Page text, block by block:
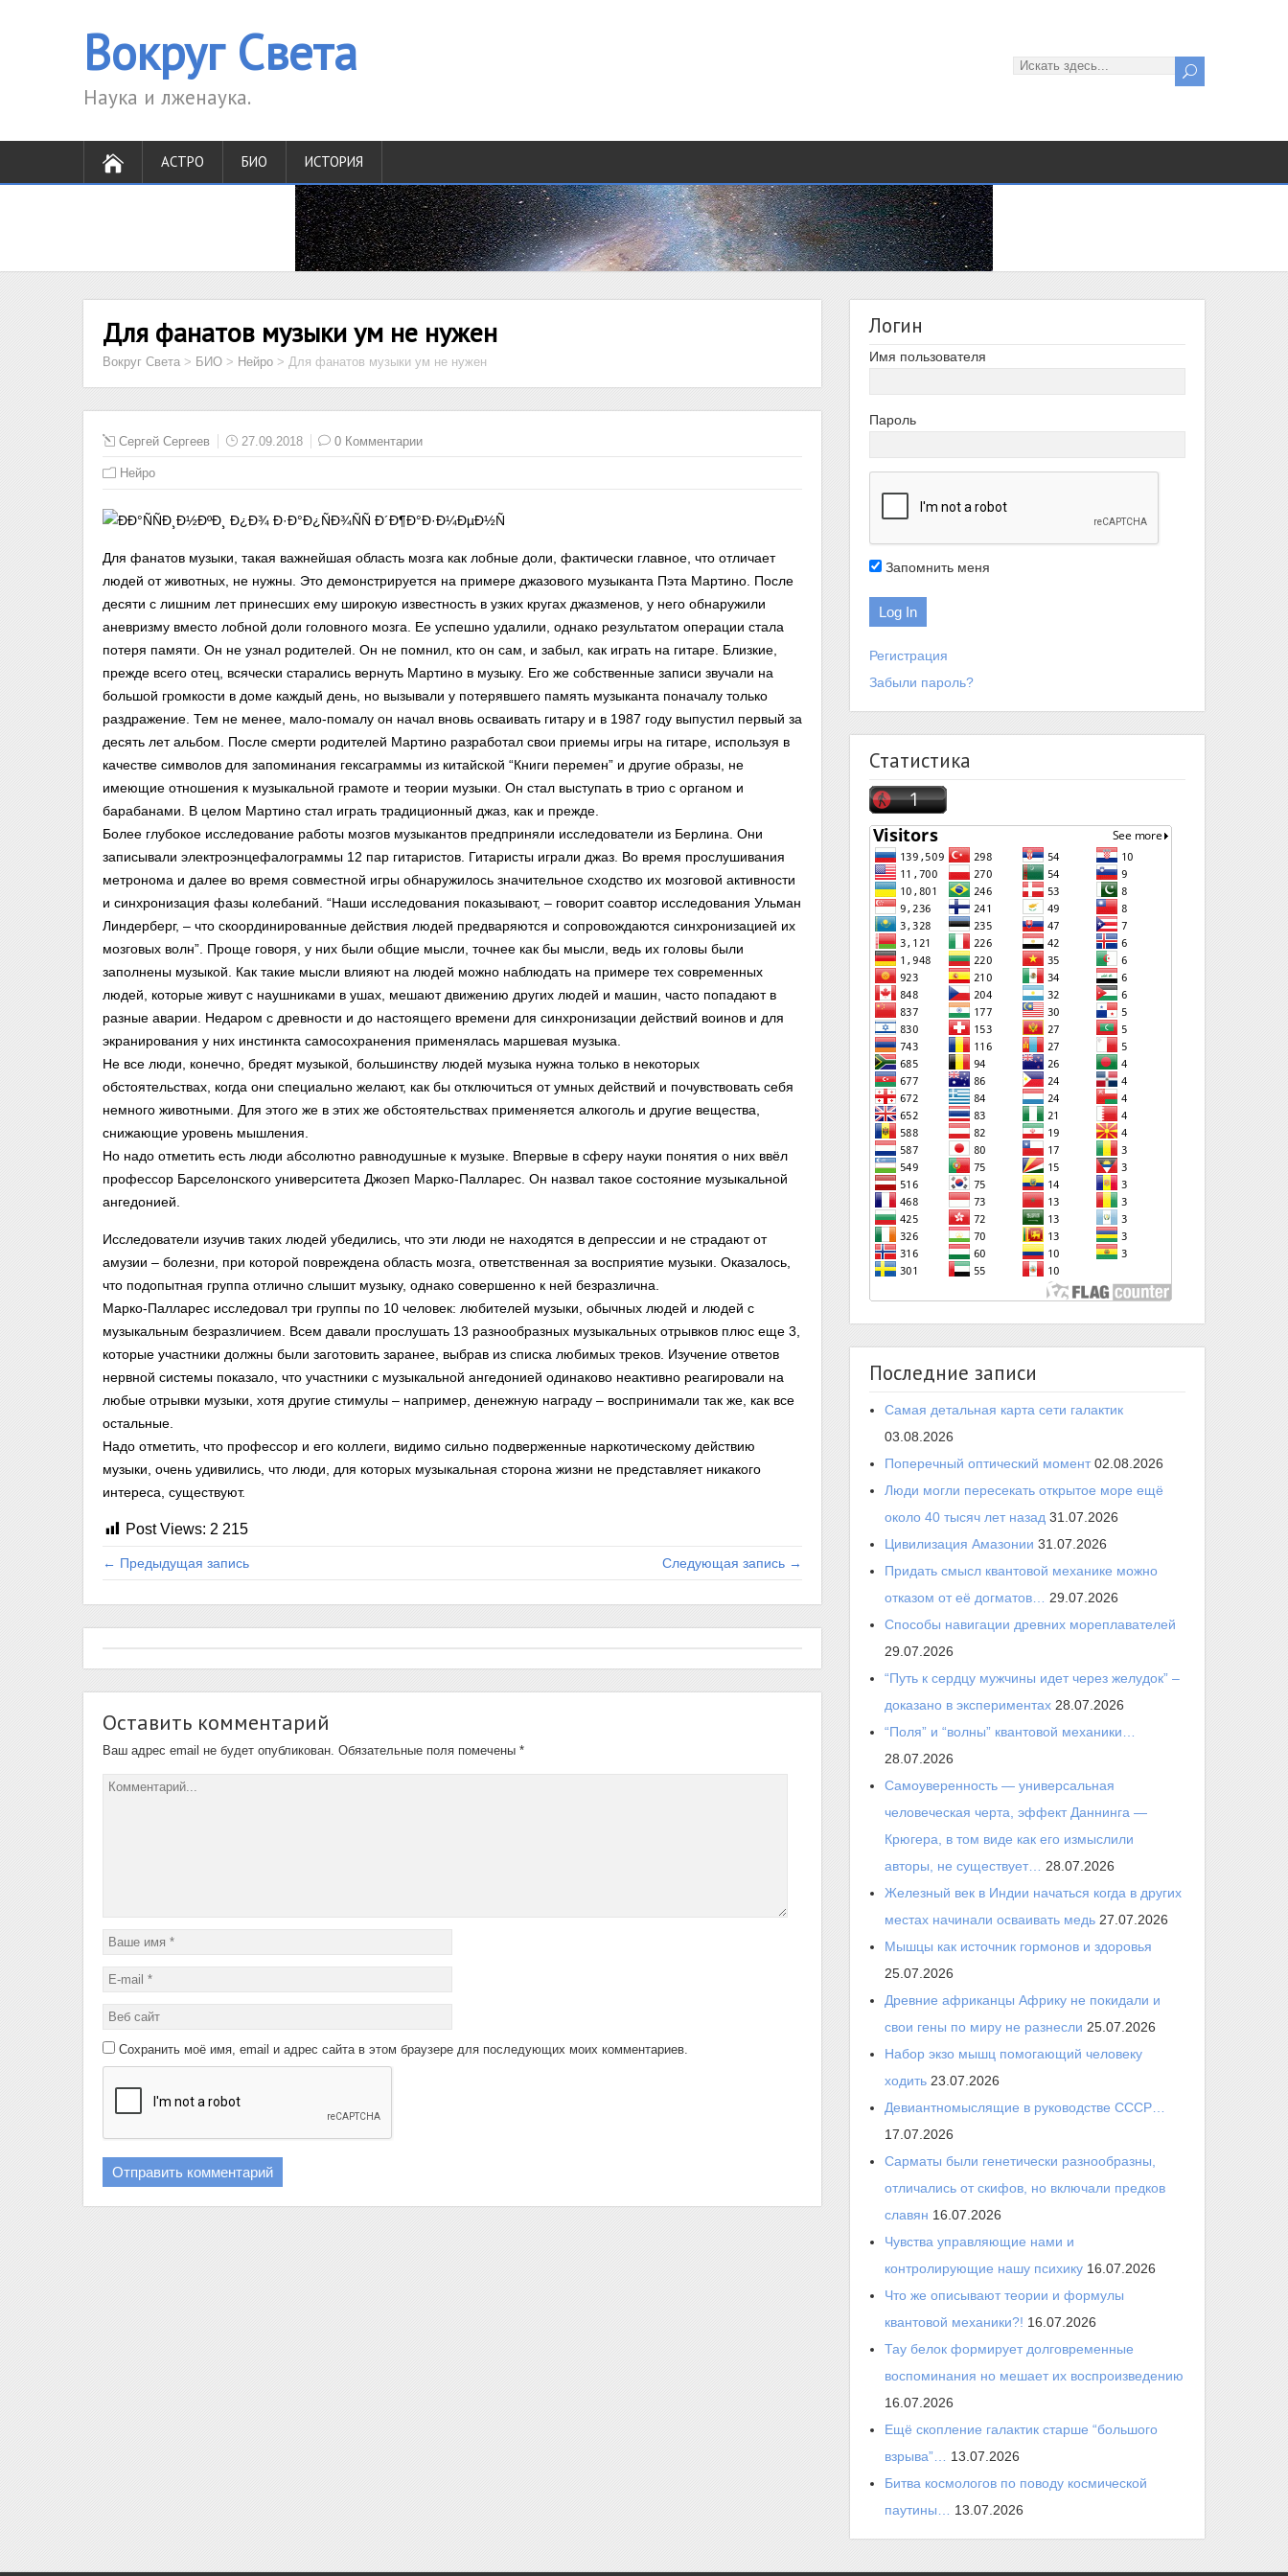
Вокруг Света
Наука и лженаука.
АСТРО БИО ИСТОРИЯ
Для фанатов музыки ум не нужен
Вокруг Света > БИО > Нейро > Для фанатов музыки ум не нужен
Сергей Сергеев 27.09.2018 0 Комментарии
Нейро
Для фанатов музыки, такая важнейшая область мозга как лобные доли, фактически главное, что отличает
людей от животных, не нужны. Это демонстрируется на примере джазового музыканта Пэта Мартино. После
десяти с лишним лет принесших ему широкую известность в узких кругах джазменов, у него обнаружили
аневризму вместо лобной доли головного мозга. Ее успешно удалили, однако результатом операции стала
потеря памяти. Он не узнал родителей. Он не помнил, кто он сам, и забыл, как играть на гитаре. Близкие,
прежде всего отец, всячески старались вернуть Мартино в музыку. Его же собственные записи звучали на
большой громкости в доме каждый день, но вызывали у потерявшего память музыканта поначалу только
раздражение. Тем не менее, мало-помалу он начал вновь осваивать гитару и в 1987 году выпустил первый за
десять лет альбом. После смерти родителей Мартино разработал свои приемы игры на гитаре, используя в
качестве символов для запоминания гексаграммы из китайской “Книги перемен” и другие образы, не
имеющие отношения к музыкальной грамоте и теории музыки. Он стал выступать в трио с органом и
барабанами. В целом Мартино стал играть традиционный джаз, как и прежде.
Более глубокое исследование работы мозгов музыкантов предприняли исследователи из Берлина. Они
записывали электроэнцефалограммы 12 пар гитаристов. Гитаристы играли джаз. Во время прослушивания
метронома и далее во время совместной игры обнаружилось значительное сходство их мозговой активности
и синхронизация фазы колебаний. “Наши исследования показывают, – говорит соавтор исследования Ульман
Линдерберг, – что скоординированные действия людей предваряются и сопровождаются синхронизацией их
мозговых волн”. Проще говоря, у них были общие мысли, точнее как бы мысли, ведь их головы были
заполнены музыкой. Как такие мысли влияют на людей можно наблюдать на примере тех современных
людей, которые живут с наушниками в ушах, мешают движению других людей и машин, часто попадают в
разные аварии. Недаром с древности и до настоящего времени для синхронизации действий воинов и для
экранирования у них инстинкта самосохранения применялась маршевая музыка.
Не все люди, конечно, бредят музыкой, большинству людей музыка нужна только в некоторых
обстоятельствах, когда они специально желают, как бы отключиться от умных действий и почувствовать себя
немного животными. Для этого же в этих же обстоятельствах применяется алкоголь и другие вещества,
снижающие уровень мышления.
Но надо отметить есть люди абсолютно равнодушные к музыке. Впервые в сферу науки понятия о них ввёл
профессор Барселонского университета Джозеп Марко-Палларес. Он назвал такое состояние музыкальной
ангедонией.
Исследователи изучив таких людей убедились, что эти люди не находятся в депрессии и не страдают от
амузии – болезни, при которой повреждена область мозга, ответственная за восприятие музыки. Оказалось,
что подопытная группа отлично слышит музыку, однако совершенно к ней безразлична.
Марко-Палларес исследовал три группы по 10 человек: любителей музыки, обычных людей и людей с
музыкальным безразличием. Всем давали прослушать 13 разнообразных музыкальных отрывков плюс еще 3,
которые участники должны были заготовить заранее, выбрав из списка любимых треков. Изучение ответов
нервной системы показало, что участники с музыкальной ангедонией одинаково неактивно реагировали на
любые отрывки музыки, хотя другие стимулы – например, денежную награду – воспринимали так же, как все
остальные.
Надо отметить, что профессор и его коллеги, видимо сильно подверженные наркотическому действию
музыки, очень удивились, что люди, для которых музыкальная сторона жизни не представляет никакого
интереса, существуют.
Post Views: 2 215
← Предыдущая запись Следующая запись →
Оставить комментарий
Ваш адрес email не будет опубликован. Обязательные поля помечены *
Сохранить моё имя, email и адрес сайта в этом браузере для последующих моих комментариев.
Логин
Имя пользователя
Пароль
Запомнить меня
Регистрация
Забыли пароль?
Статистика
Последние записи
Самая детальная карта сети галактик
03.08.2026
Поперечный оптический момент 02.08.2026
Люди могли пересекать открытое море ещё
около 40 тысяч лет назад 31.07.2026
Цивилизация Амазонии 31.07.2026
Придать смысл квантовой механике можно
отказом от её догматов…
29.07.2026
Способы навигации древних мореплавателей
29.07.2026
“Путь к сердцу мужчины идет через желудок” –
доказано в экспериментах 28.07.2026
“Поля” и “волны” квантовой механики…
28.07.2026
Самоуверенность — универсальная
человеческая черта, эффект Даннинга —
Крюгера, в том виде как его измыслили
авторы, не существует…
28.07.2026
Железный век в Индии начаться когда в других
местах начинали осваивать медь 27.07.2026
Мышцы как источник гормонов и здоровья
25.07.2026
Древние африканцы Африку не покидали и
свои гены по миру не разнесли 25.07.2026
Набор экзо мышц помогающий человеку
ходить 23.07.2026
Девиантномыслящие в руководстве СССР…
17.07.2026
Сарматы были генетически разнообразны,
отличались от скифов, но включали предков
славян 16.07.2026
Чувства управляющие нами и
контролирующие нашу психику 16.07.2026
Что же описывают теории и формулы
квантовой механики?! 16.07.2026
Тау белок формирует долговременные
воспоминания но мешает их воспроизведению
16.07.2026
Ещё скопление галактик старше “большого
взрыва”…
13.07.2026
Битва космологов по поводу космической
паутины…
13.07.2026